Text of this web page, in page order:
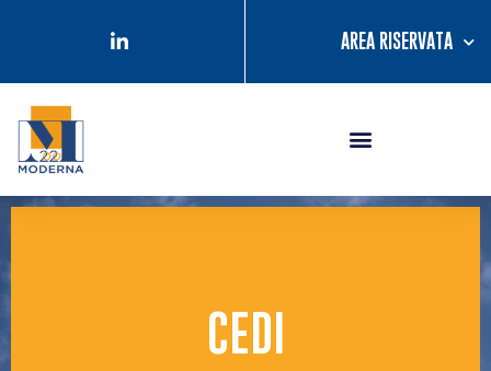
AREA RISERVATA
CEDI